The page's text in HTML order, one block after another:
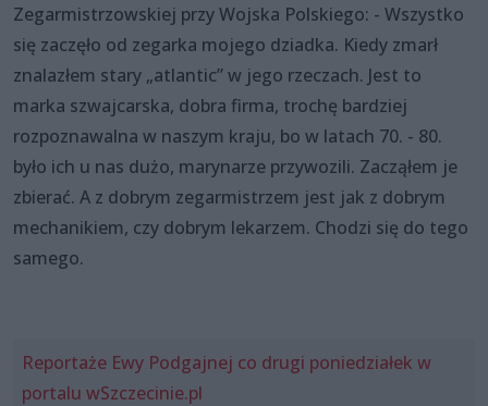
Zegarmistrzowskiej przy Wojska Polskiego: - Wszystko
się zaczęło od zegarka mojego dziadka. Kiedy zmarł
znalazłem stary „atlantic” w jego rzeczach. Jest to
marka szwajcarska, dobra firma, trochę bardziej
rozpoznawalna w naszym kraju, bo w latach 70. - 80.
było ich u nas dużo, marynarze przywozili. Zacząłem je
zbierać. A z dobrym zegarmistrzem jest jak z dobrym
mechanikiem, czy dobrym lekarzem. Chodzi się do tego
samego.
Reportaże Ewy Podgajnej co drugi poniedziałek w
portalu wSzczecinie.pl